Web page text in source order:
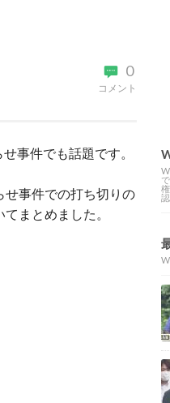
0
コメント
事件でも話題です。
せ事件での打ち切りの
まとめました。